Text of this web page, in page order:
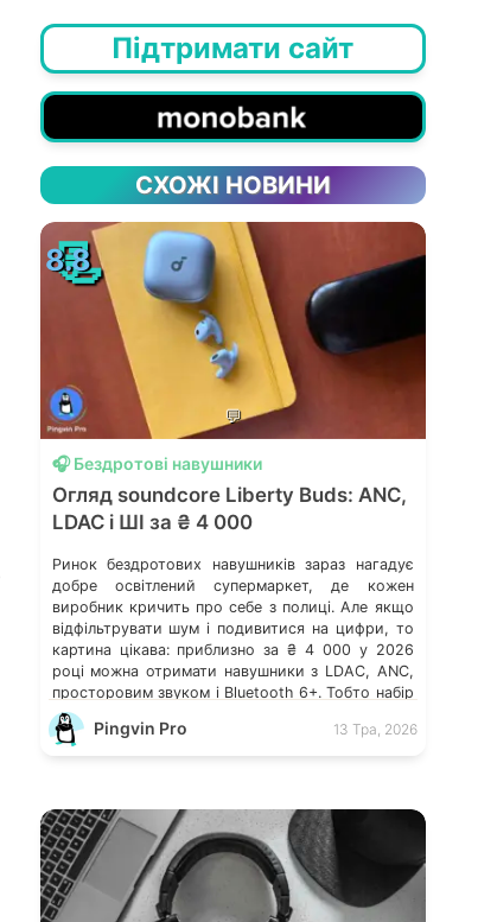
Підтримати сайт
СХОЖІ НОВИНИ
📃
8.8
💬
🎧 Бездротові навушники
Огляд soundcore Liberty Buds: ANC,
LDAC і ШІ за ₴ 4 000
Ринок бездротових навушників зараз нагадує
добре освітлений супермаркет, де кожен
виробник кричить про себе з полиці. Але якщо
відфільтрувати шум і подивитися на цифри, то
картина цікава: приблизно за ₴ 4 000 у 2026
році можна отримати навушники з LDAC, ANC,
просторовим звуком і Bluetooth 6+. Тобто набір
можливостей, за який ще 2 роки тому […]
Pingvin Pro 13 Тра, 2026